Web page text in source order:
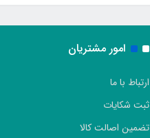
امور مشتریان
ارتباط با ما
ثبت شکایات
تضمین اصالت کالا